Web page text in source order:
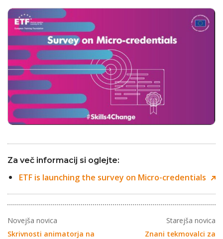
Za več informacij si oglejte:
ETF is launching the survey on Micro-credentials
Novejša novica
Skrivnosti animatorja na
Starejša novica
Znani tekmovalci za